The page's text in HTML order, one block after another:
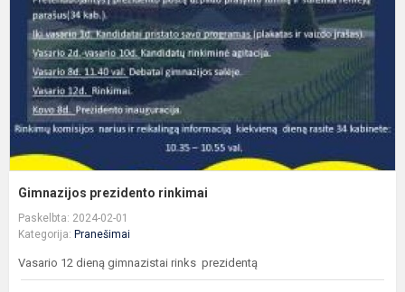
Gimnazijos prezidento rinkimai
Paskelbta: 2024-02-01
Kategorija: Pranešimai
Vasario 12 dieną gimnazistai rinks prezidentą